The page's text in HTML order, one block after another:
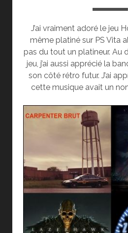
J’ai vraiment adoré le jeu
même platiné sur PS Vita
pas du tout un platineur. Au
jeu, j’ai aussi apprécié la
son côté rétro futur. J’ai
cette musique avait un